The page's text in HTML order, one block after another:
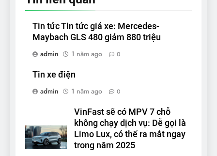
Tin tức Tin tức giá xe: Mercedes-
Maybach GLS 480 giảm 880 triệu
admin
1 năm ago 0
Tin xe điện
admin
1 năm ago 0
VinFast sẽ có MPV 7 chỗ
không chạy dịch vụ: Dễ gọi là
Limo Lux, có thể ra mắt ngay
trong năm 2025